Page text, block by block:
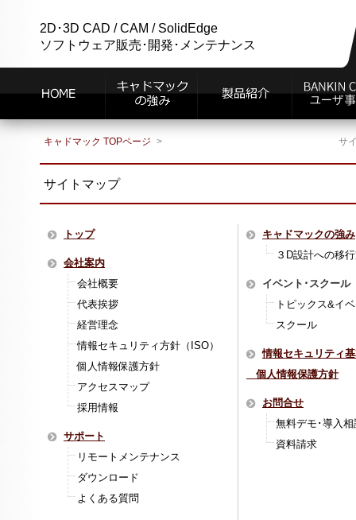
2D･3D CAD / CAM / SolidEdge
ソフトウェア販売･開発･メンテナンス
キャドマック TOPページ サ
サイトマップ
トップ
会社案内
会社概要
代表挨拶
経営理念
情報セキュリティ方針（ISO）
個人情報保護方針
アクセスマップ
採用情報
サポート
リモートメンテナンス
ダウンロード
よくある質問
キャドマックの強み
３D設計への移
イベント･スクール
トピックス&イ
スクール
情報セキュリティ
個人情報保護方針
お問合せ
無料デモ･導入相
資料請求